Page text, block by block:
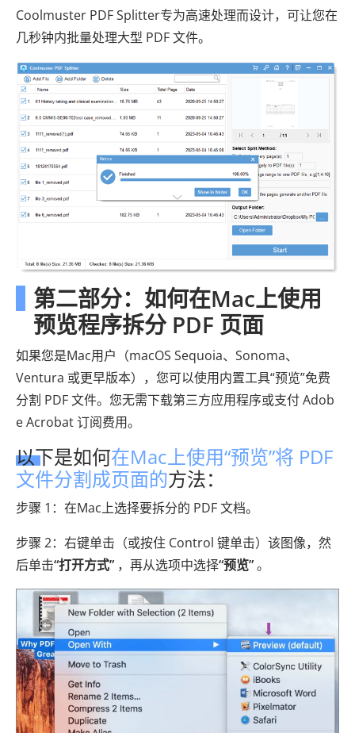
Coolmuster PDF Splitter专为高速处理而设计，可让您在
几秒钟内批量处理大型 PDF 文件。
第二部分：如何在Mac上使用
预览程序拆分 PDF 页面
如果您是Mac用户（macOS Sequoia、Sonoma、
Ventura 或更早版本），您可以使用内置工具“预览”免费
分割 PDF 文件。您无需下载第三方应用程序或支付 Adob​​
e Acrobat 订阅费用。
以下是如何在Mac上使用“预览”将 PDF
文件分割成页面的方法：
步骤 1：在Mac上选择要拆分的 PDF 文档。
步骤 2：右键单击（或按住 Control 键单击）该图像，然
后单击“打开方式” ，再从选项中选择“预览”。